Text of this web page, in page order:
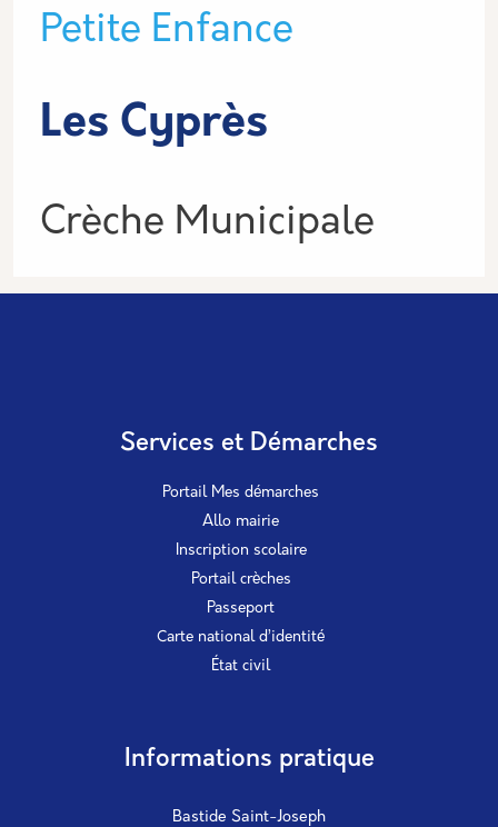
Type de lieu
Petite Enfance
Les Cyprès
Informations
Crèche Municipale
Services et Démarches
Portail Mes démarches
Allo mairie
Inscription scolaire
Portail crèches
Passeport
Carte national d’identité
État civil
Informations pratique
Bastide Saint-Joseph